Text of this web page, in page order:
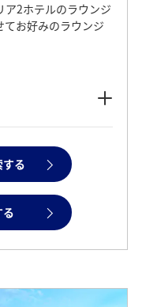
ア2ホテルのラウンジ
お好みのラウンジ
する
る